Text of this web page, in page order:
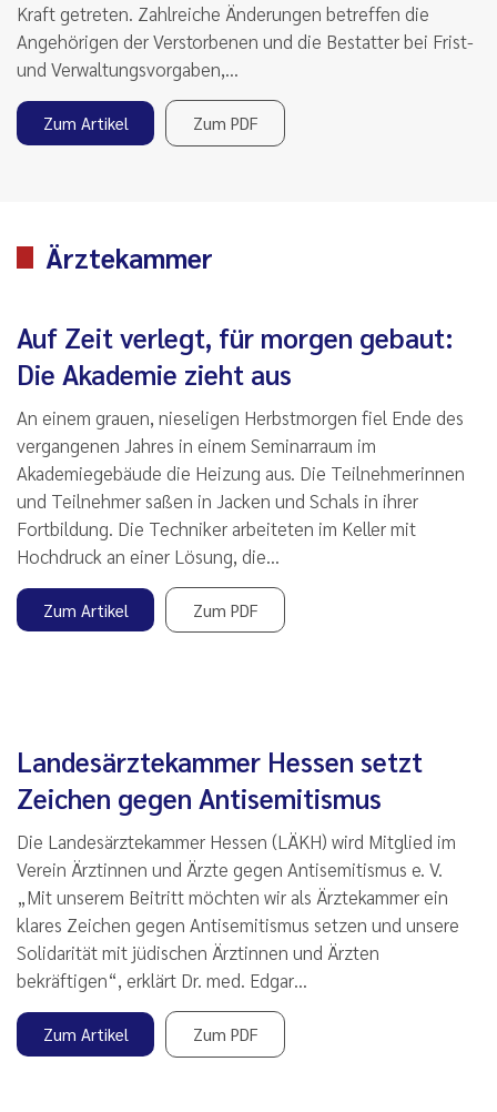
Kraft getreten. Zahlreiche Änderungen betreffen die
Angehörigen der Verstorbenen und die Bestatter bei Frist-
und Verwaltungsvorgaben,…
Zum Artikel Zum PDF
Ärztekammer
Auf Zeit verlegt, für morgen gebaut:
Die Akademie zieht aus
An einem grauen, nieseligen Herbstmorgen fiel Ende des
vergangenen Jahres in einem Seminarraum im
Akademiegebäude die Heizung aus. Die Teilnehmerinnen
und Teilnehmer saßen in Jacken und Schals in ihrer
Fortbildung. Die Techniker arbeiteten im Keller mit
Hochdruck an einer Lösung, die…
Zum Artikel Zum PDF
Landesärztekammer Hessen setzt
Zeichen gegen Antisemitismus
Die Landesärztekammer Hessen (LÄKH) wird Mitglied im
Verein Ärztinnen und Ärzte gegen Antisemitismus e. V.
„Mit unserem Beitritt möchten wir als Ärztekammer ein
klares Zeichen gegen Antisemitismus setzen und unsere
Solidarität mit jüdischen Ärztinnen und Ärzten
bekräftigen“, erklärt Dr. med. Edgar…
Zum Artikel Zum PDF